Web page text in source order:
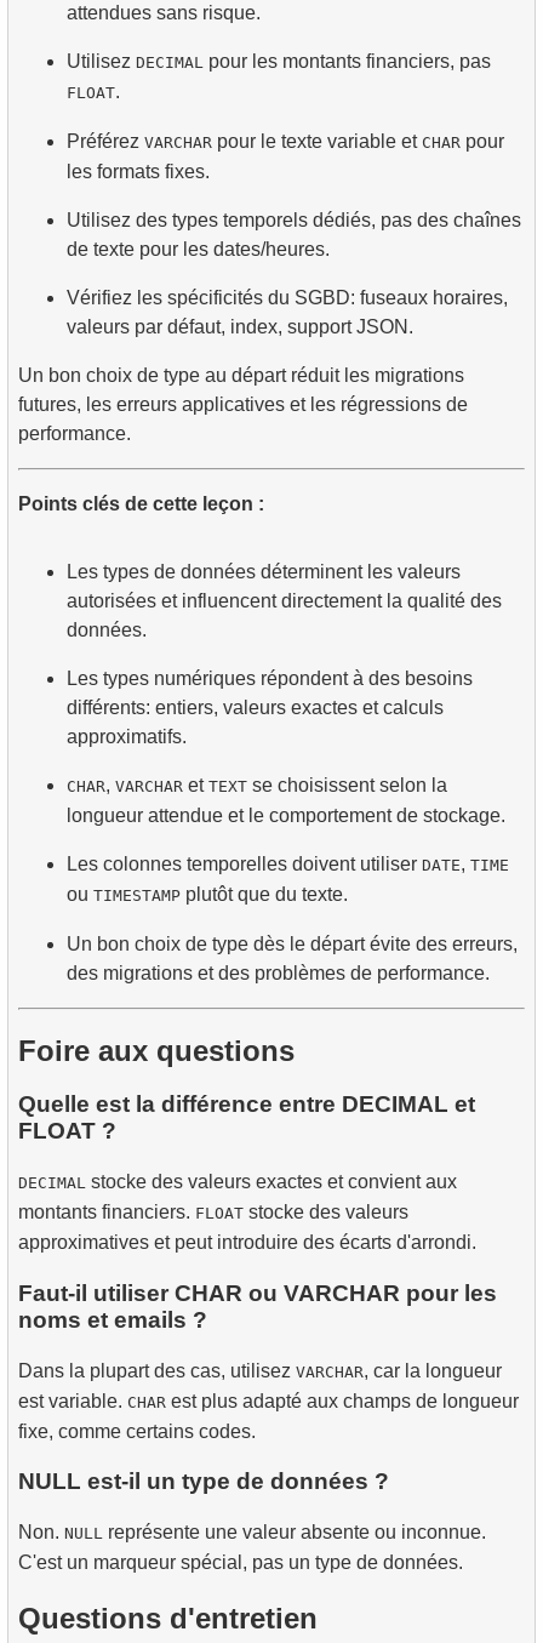
attendues sans risque.
Utilisez DECIMAL pour les montants financiers, pas
FLOAT.
Préférez VARCHAR pour le texte variable et CHAR pour
les formats fixes.
Utilisez des types temporels dédiés, pas des chaînes
de texte pour les dates/heures.
Vérifiez les spécificités du SGBD: fuseaux horaires,
valeurs par défaut, index, support JSON.
Un bon choix de type au départ réduit les migrations
futures, les erreurs applicatives et les régressions de
performance.
Points clés de cette leçon :
Les types de données déterminent les valeurs
autorisées et influencent directement la qualité des
données.
Les types numériques répondent à des besoins
différents: entiers, valeurs exactes et calculs
approximatifs.
CHAR, VARCHAR et TEXT se choisissent selon la
longueur attendue et le comportement de stockage.
Les colonnes temporelles doivent utiliser DATE, TIME
ou TIMESTAMP plutôt que du texte.
Un bon choix de type dès le départ évite des erreurs,
des migrations et des problèmes de performance.
Foire aux questions
Quelle est la différence entre DECIMAL et
FLOAT ?
DECIMAL stocke des valeurs exactes et convient aux
montants financiers. FLOAT stocke des valeurs
approximatives et peut introduire des écarts d'arrondi.
Faut-il utiliser CHAR ou VARCHAR pour les
noms et emails ?
Dans la plupart des cas, utilisez VARCHAR, car la longueur
est variable. CHAR est plus adapté aux champs de longueur
fixe, comme certains codes.
NULL est-il un type de données ?
Non. NULL représente une valeur absente ou inconnue.
C'est un marqueur spécial, pas un type de données.
Questions d'entretien